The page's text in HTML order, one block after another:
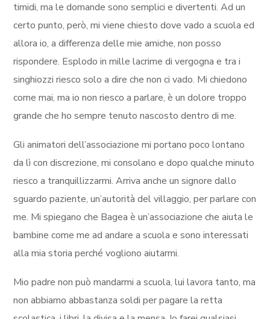
timidi, ma le domande sono semplici e divertenti. Ad un
certo punto, però, mi viene chiesto dove vado a scuola ed
allora io, a differenza delle mie amiche, non posso
rispondere. Esplodo in mille lacrime di vergogna e tra i
singhiozzi riesco solo a dire che non ci vado. Mi chiedono
come mai, ma io non riesco a parlare, è un dolore troppo
grande che ho sempre tenuto nascosto dentro di me.
Gli animatori dell’associazione mi portano poco lontano
da lì con discrezione, mi consolano e dopo qualche minuto
riesco a tranquillizzarmi. Arriva anche un signore dallo
sguardo paziente, un’autorità del villaggio, per parlare con
me. Mi spiegano che Bagea è un’associazione che aiuta le
bambine come me ad andare a scuola e sono interessati
alla mia storia perché vogliono aiutarmi.
Mio padre non può mandarmi a scuola, lui lavora tanto, ma
non abbiamo abbastanza soldi per pagare la retta